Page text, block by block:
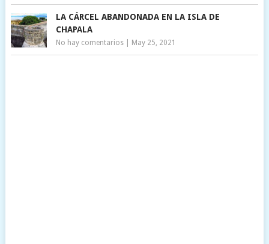
LA CÁRCEL ABANDONADA EN LA ISLA DE
CHAPALA
No hay comentarios| May 25, 2021